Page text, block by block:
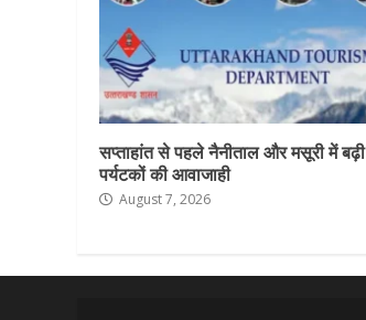
सप्ताहांत से पहले नैनीताल और मसूरी में बढ़ी
पर्यटकों की आवाजाही
August 7, 2026